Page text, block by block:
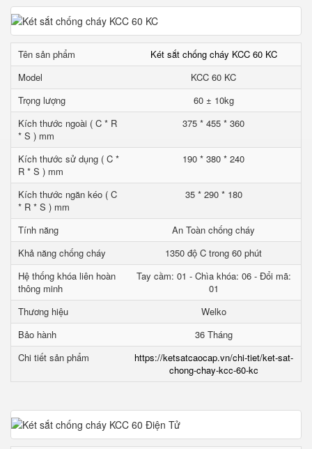
Tên sản phẩm
Két sắt chống cháy KCC 60 KC
Model
KCC 60 KC
Trọng lượng
60 ± 10kg
Kích thước ngoài ( C * R
* S ) mm
375 * 455 * 360
Kích thước sử dụng ( C *
R * S ) mm
190 * 380 * 240
Kích thước ngăn kéo ( C
* R * S ) mm
35 * 290 * 180
Tính năng
An Toàn chống cháy
Khả năng chống cháy
1350 độ C trong 60 phút
Hệ thống khóa liên hoàn
thông minh
Tay cầm: 01 - Chìa khóa: 06 - Đổi mã:
01
Thương hiệu
Welko
Bảo hành
36 Tháng
Chi tiết sản phẩm
https://ketsatcaocap.vn/chi-tiet/ket-sat-
chong-chay-kcc-60-kc